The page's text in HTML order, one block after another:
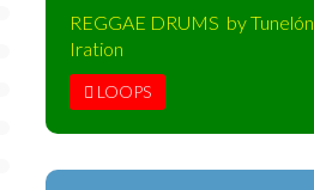
REGGAE DRUMS by Tunelón
Iration
LOOPS